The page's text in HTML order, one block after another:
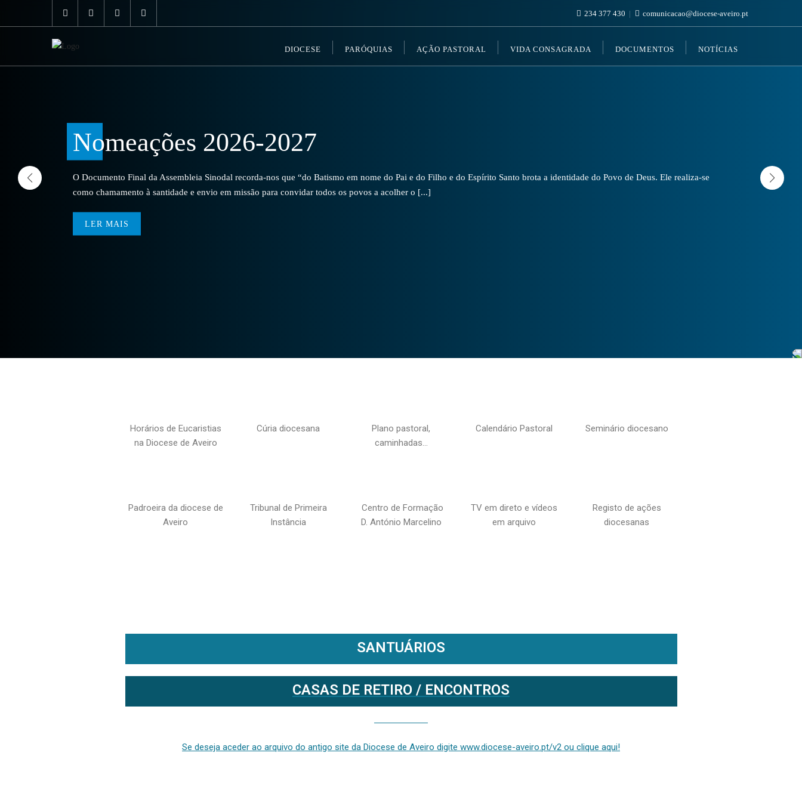
234 377 430 comunicacao@diocese-aveiro.pt
DIOCESE PARÓQUIAS AÇÃO PASTORAL VIDA CONSAGRADA DOCUMENTOS NOTÍCIAS
Nomeações 2026-2027
O Documento Final da Assembleia Sinodal recorda-nos que “do Batismo em nome do Pai e do Filho e do Espírito Santo brota a identidade do Povo de Deus. Ele realiza-se
como chamamento à santidade e envio em missão para convidar todos os povos a acolher o [...]
LER MAIS
Horários de Eucaristias
na Diocese de Aveiro
Cúria diocesana
Plano pastoral,
caminhadas…
Calendário Pastoral Seminário diocesano
Padroeira da diocese de
Aveiro
Tribunal de Primeira
Instância
Centro de Formação
D. António Marcelino
TV em direto e vídeos
em arquivo
Registo de ações
diocesanas
SANTUÁRIOS
CASAS DE RETIRO / ENCONTROS
Se deseja aceder ao arquivo do antigo site da Diocese de Aveiro digite www.diocese-aveiro.pt/v2 ou clique aqui!